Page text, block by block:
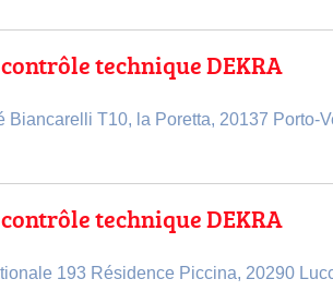
technique DEKRA
Biancarelli T10, la Poretta, 20137 Porto-
technique DEKRA
193 Résidence Piccina, 20290